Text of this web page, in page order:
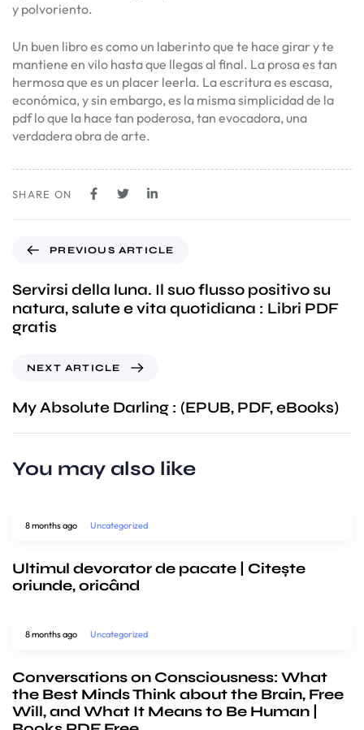
y polvoriento.
Un buen libro es como un laberinto que te hace girar y te
mantiene en vilo hasta que llegas al final. La prosa es tan
hermosa que es un placer leerla. La escritura es escasa,
económica, y sin embargo, es la misma simplicidad de la
pdf lo que la hace tan poderosa, tan evocadora, una
verdadera obra de arte.
SHARE ON
PREVIOUS ARTICLE
Servirsi della luna. Il suo flusso positivo su
natura, salute e vita quotidiana : Libri PDF
gratis
NEXT ARTICLE
My Absolute Darling : (EPUB, PDF, eBooks)
You may also like
8 months ago Uncategorized
Ultimul devorator de pacate | Citește
oriunde, oricând
8 months ago Uncategorized
Conversations on Consciousness: What
the Best Minds Think about the Brain, Free
Will, and What It Means to Be Human |